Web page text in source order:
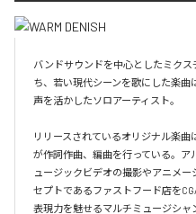
バンドサウンドを中心としたミク
ち、若い現代シーンを歌にした楽
声を活かしたソロアーティスト。
リリースされているオリジナル楽
が作詞作曲、編曲を行っている。ア
ュージックビデオの撮影やアニメ
セプトであるファストフード店を
表現力を魅せるマルチミュージシャ